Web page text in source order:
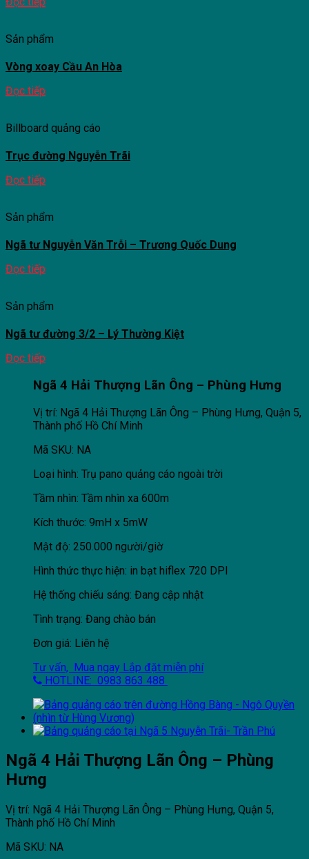
Sản phẩm
Vòng xoay Cầu An Hòa
Đọc tiếp
Billboard quảng cáo
Trục đường Nguyễn Trãi
Đọc tiếp
Sản phẩm
Ngã tư Nguyễn Văn Trỗi – Trương Quốc Dung
Đọc tiếp
Sản phẩm
Ngã tư đường 3/2 – Lý Thường Kiệt
Đọc tiếp
Ngã 4 Hải Thượng Lãn Ông – Phùng Hưng
Vị trí: Ngã 4 Hải Thượng Lãn Ông – Phùng Hưng, Quận 5,
Thành phố Hồ Chí Minh
Mã SKU: NA
Loại hình: Trụ pano quảng cáo ngoài trời
Tầm nhìn: Tầm nhìn xa 600m
Kích thước: 9mH x 5mW
Mật độ: 250.000 người/giờ
Hình thức thực hiện: in bạt hiflex 720 DPI
Hệ thống chiếu sáng: Đang cập nhật
Tình trạng: Đang chào bán
Đơn giá: Liên hệ
Tư vấn, Mua ngay Lắp đặt miễn phí
HOTLINE: 0983 863 488
Ngã 4 Hải Thượng Lãn Ông – Phùng
Hưng
Vị trí: Ngã 4 Hải Thượng Lãn Ông – Phùng Hưng, Quận 5,
Thành phố Hồ Chí Minh
Mã SKU: NA